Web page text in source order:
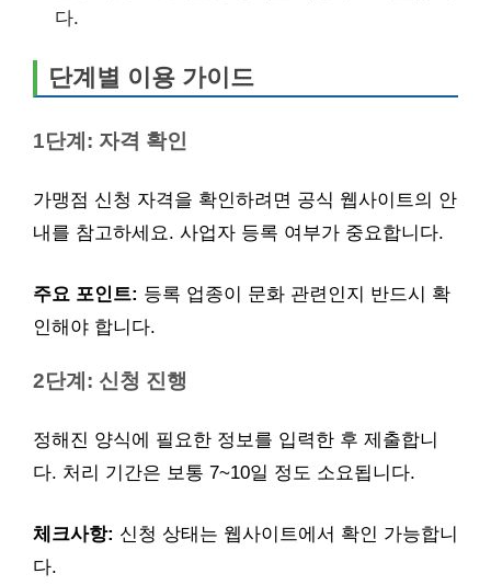
다.
단계별 이용 가이드
1단계: 자격 확인
가맹점 신청 자격을 확인하려면 공식 웹사이트의 안
내를 참고하세요. 사업자 등록 여부가 중요합니다.
주요 포인트: 등록 업종이 문화 관련인지 반드시 확
인해야 합니다.
2단계: 신청 진행
정해진 양식에 필요한 정보를 입력한 후 제출합니
다. 처리 기간은 보통 7~10일 정도 소요됩니다.
체크사항: 신청 상태는 웹사이트에서 확인 가능합니
다.